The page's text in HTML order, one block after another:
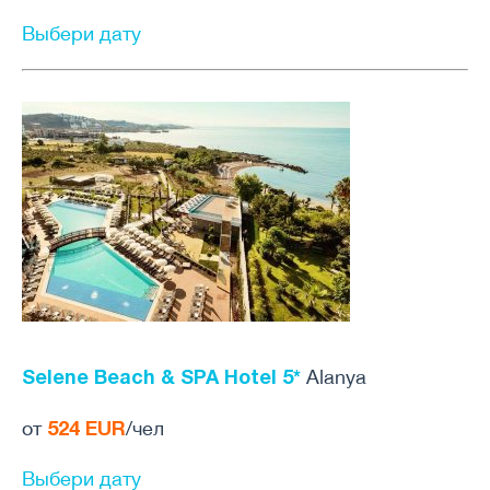
Выбери дату
Selene Beach & SPA Hotel 5* Alanya
от 524 EUR/чел
Выбери дату